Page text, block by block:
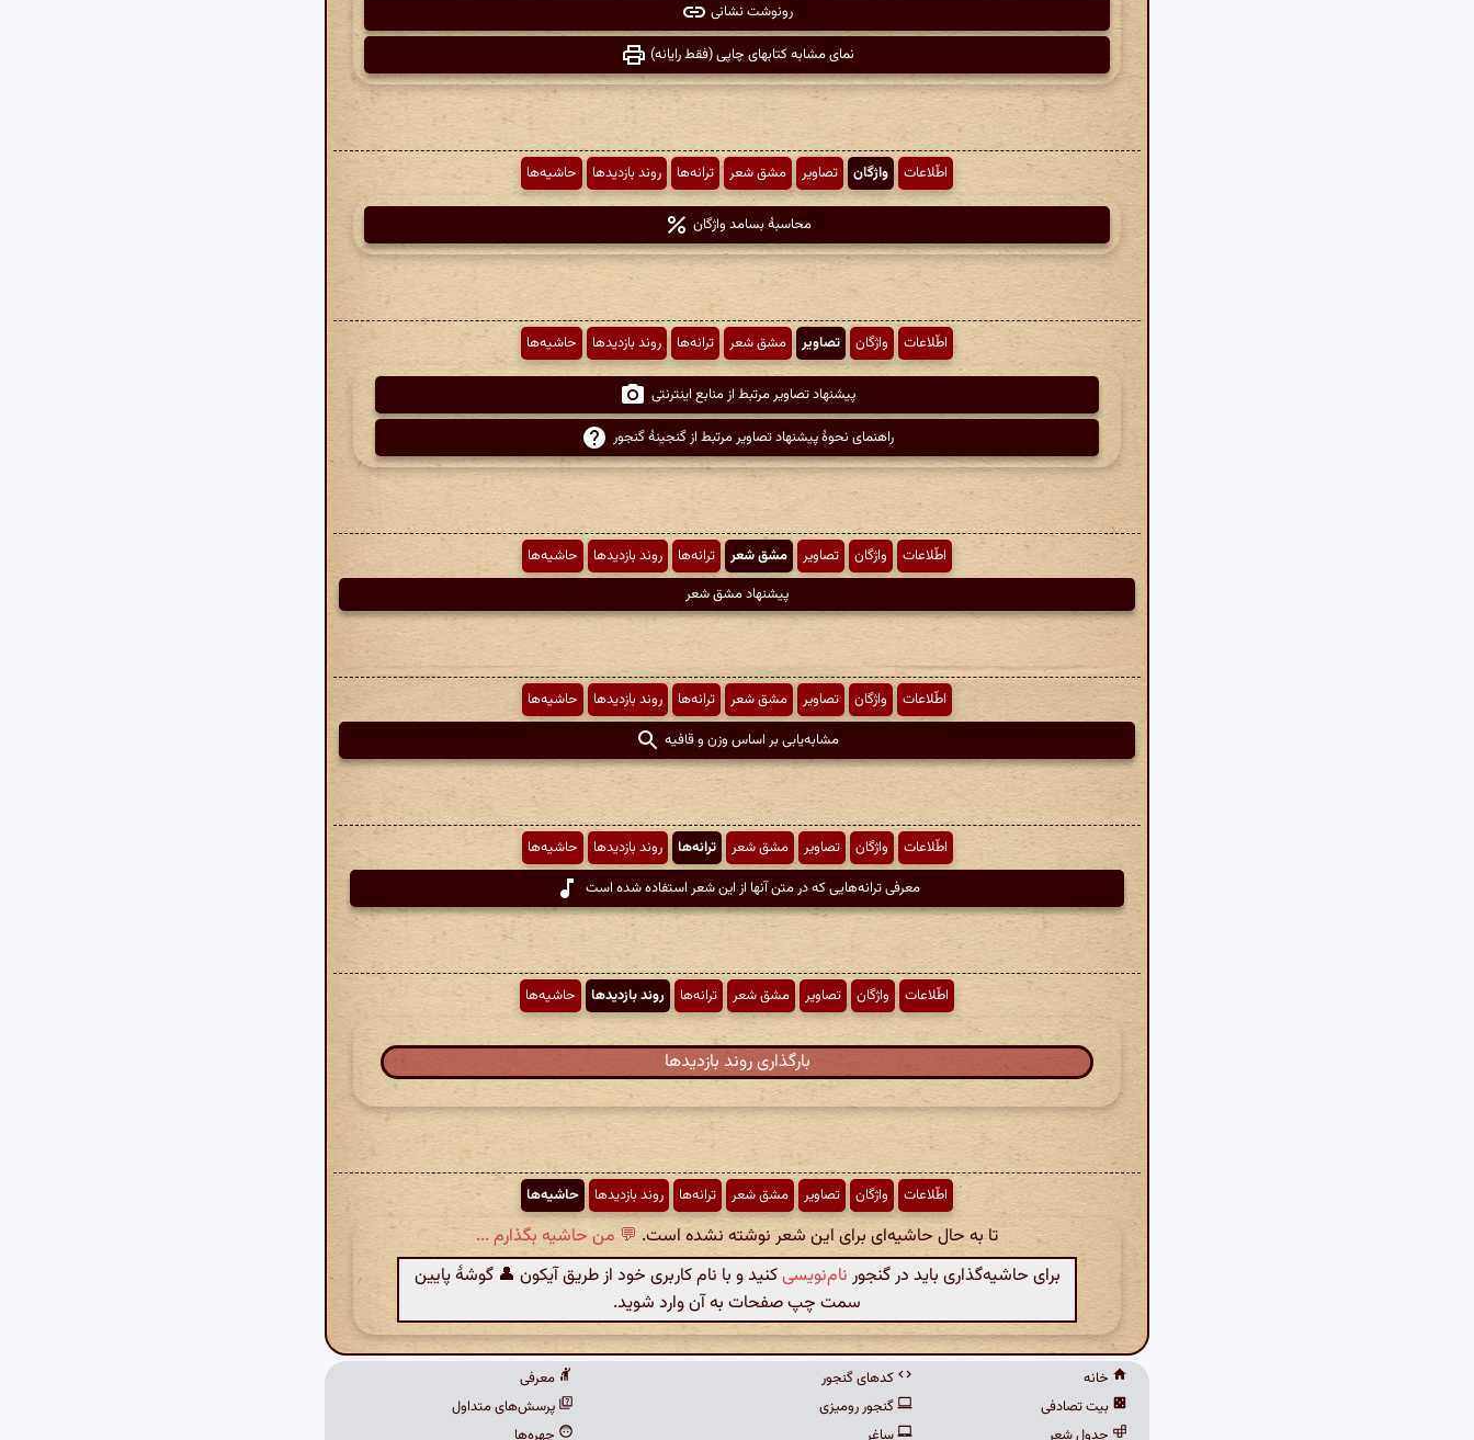
رونوشت نشانی
نمای مشابه کتابهای چاپی (فقط رایانه)
اطّلاعات واژگان تصاویر مشق شعر ترانه‌ها روند بازدیدها حاشیه‌ها
محاسبهٔ بسامد واژگان
اطّلاعات واژگان تصاویر مشق شعر ترانه‌ها روند بازدیدها حاشیه‌ها
پیشنهاد تصاویر مرتبط از منابع اینترنتی
راهنمای نحوهٔ پیشنهاد تصاویر مرتبط از گنجینهٔ گنجور
اطّلاعات واژگان تصاویر مشق شعر ترانه‌ها روند بازدیدها
حاشیه‌ها
پیشنهاد مشق شعر
اطّلاعات واژگان تصاویر مشق شعر ترانه‌ها روند بازدیدها
حاشیه‌ها
مشابه‌یابی بر اساس وزن و قافیه
اطّلاعات واژگان تصاویر مشق شعر ترانه‌ها روند بازدیدها
حاشیه‌ها
معرفی ترانه‌هایی که در متن آنها از این شعر استفاده شده است
اطّلاعات واژگان تصاویر مشق شعر ترانه‌ها روند بازدیدها حاشیه‌ها
بارگذاری روند بازدیدها
اطّلاعات واژگان تصاویر مشق شعر ترانه‌ها روند بازدیدها حاشیه‌ها
تا به حال حاشیه‌ای برای این شعر نوشته نشده است. 💬 من حاشیه بگذارم ...
برای حاشیه‌گذاری باید در گنجور نام‌نویسیکنید و با نام کاربری خود از طریق آیکون 👤 گوشهٔ پایین
سمت چپ صفحات به آن وارد شوید.
خانه
بیت تصادفی
جدول شعر
کدهای گنجور
گنجور رومیزی
ساغر
معرفی
پرسش‌های متداول
چهره‌ها